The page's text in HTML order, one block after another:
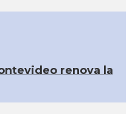
renova la